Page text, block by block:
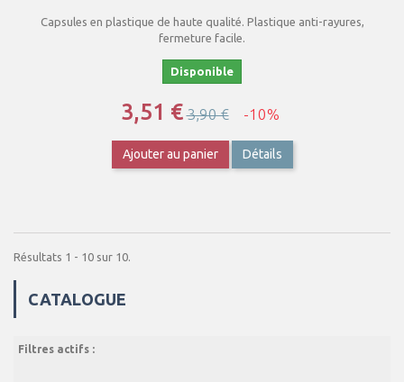
Capsules en plastique de haute qualité. Plastique anti-rayures,
fermeture facile.
Disponible
3,51 €3,90 € -10%
Ajouter au panier Détails
Résultats 1 - 10 sur 10.
CATALOGUE
Filtres actifs :